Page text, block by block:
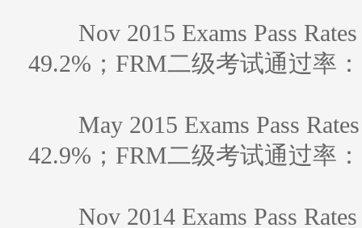
Nov 2015 Exams Pass
49.2%；FRM二级考试通过率
May 2015 Exams Pass
42.9%；FRM二级考试通过率
Nov 2014 Exams Pass